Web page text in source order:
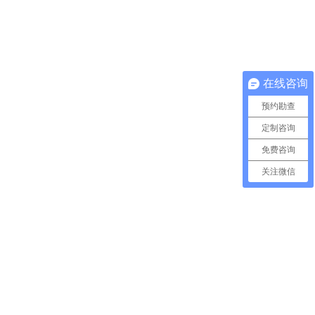
在线咨询
预约勘查
定制咨询
免费咨询
关注微信